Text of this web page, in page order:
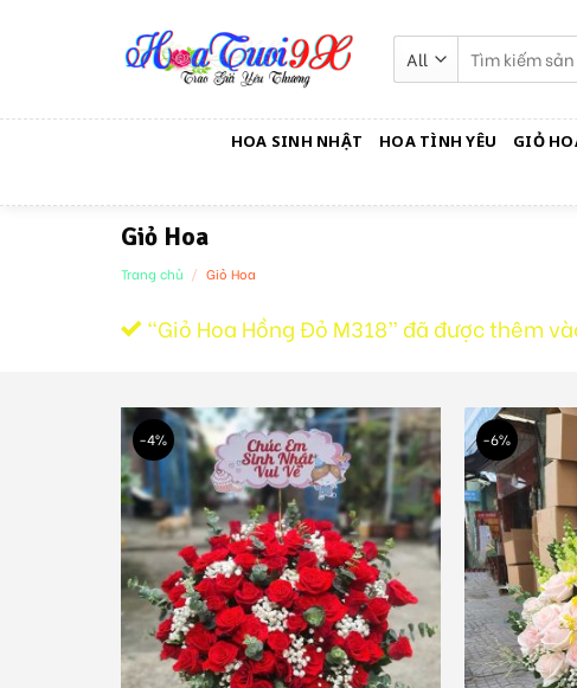
kiếm:
HOA SINH NHẬT HOA TÌNH YÊU GIỎ
Giỏ Hoa
Trang chủ / Giỏ Hoa
“Giỏ Hoa Hồng Đỏ M318” đã được thêm
-4% -6%